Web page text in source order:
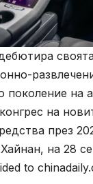
поколение на
на
през
на 28
to